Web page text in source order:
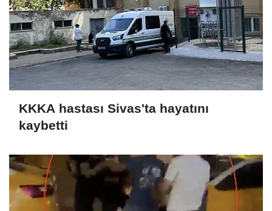
KKKA hastası Sivas'ta hayatını
kaybetti